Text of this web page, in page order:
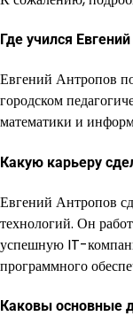
Где учился
Евгений Антропов
городском
математики и
Какую карьеру
Евгений Антропов
технологий. Он
успешную IT-
программного
Каковы основные